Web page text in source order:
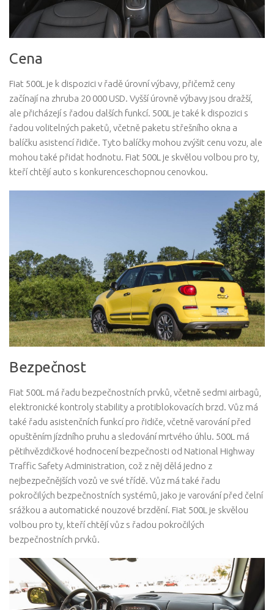
Cena
Fiat 500L je k dispozici v řadě úrovní výbavy, přičemž ceny
začínají na zhruba 20 000 USD. Vyšší úrovně výbavy jsou dražší,
ale přicházejí s řadou dalších funkcí. 500L je také k dispozici s
řadou volitelných paketů, včetně paketu střešního okna a
balíčku asistencí řidiče. Tyto balíčky mohou zvýšit cenu vozu, ale
mohou také přidat hodnotu. Fiat 500L je skvělou volbou pro ty,
kteří chtějí auto s konkurenceschopnou cenovkou.
Bezpečnost
Fiat 500L má řadu bezpečnostních prvků, včetně sedmi airbagů,
elektronické kontroly stability a protiblokovacích brzd. Vůz má
také řadu asistenčních funkcí pro řidiče, včetně varování před
opuštěním jízdního pruhu a sledování mrtvého úhlu. 500L má
pětihvězdičkové hodnocení bezpečnosti od National Highway
Traffic Safety Administration, což z něj dělá jedno z
nejbezpečnějších vozů ve své třídě. Vůz má také řadu
pokročilých bezpečnostních systémů, jako je varování před čelní
srážkou a automatické nouzové brzdění. Fiat 500L je skvělou
volbou pro ty, kteří chtějí vůz s řadou pokročilých
bezpečnostních prvků.